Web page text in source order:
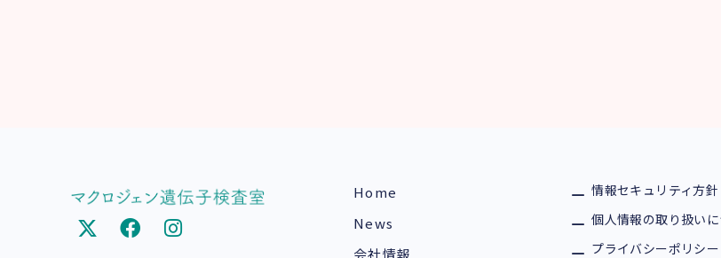
Home
News
情報セキュリティ方針
個人情報の取り扱い
プライバシーポリシー